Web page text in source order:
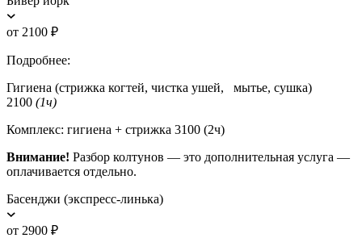
от 2100 ₽
Подробнее:
Гигиена (стрижка когтей, чистка ушей, мытье, сушка)
2100 (1ч)
Комплекс: гигиена + стрижка 3100 (2ч)
Внимание! Разбор колтунов — это дополнительная услуга —
оплачивается отдельно.
Басенджи (экспресс-линька)
от 2900 ₽